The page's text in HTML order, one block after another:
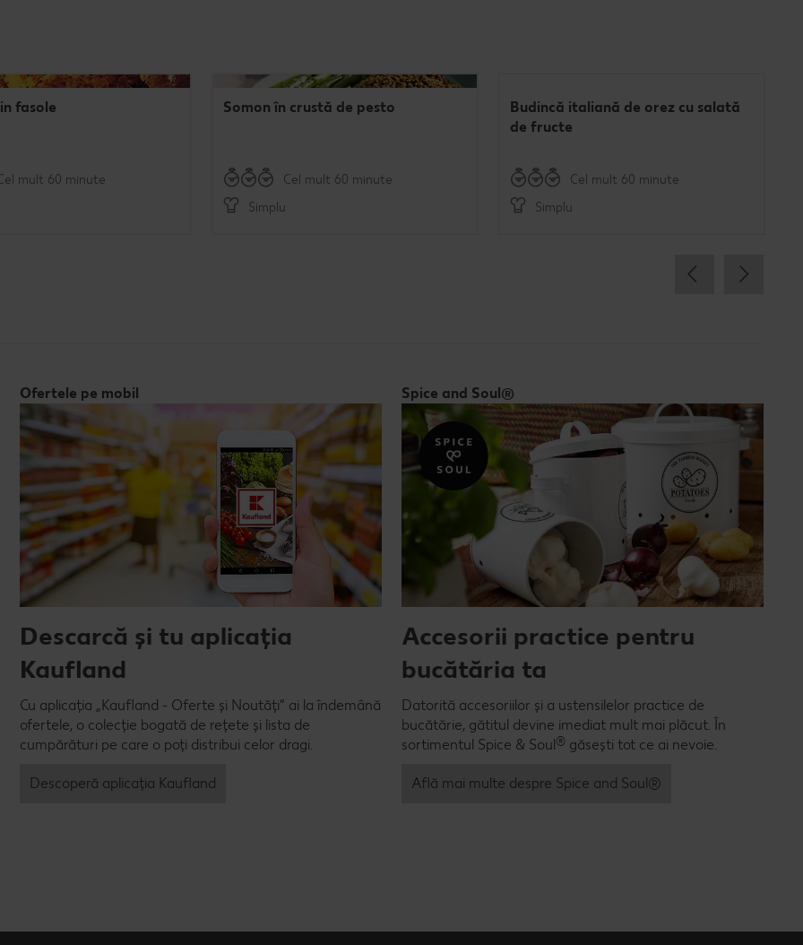
fasole
mult 60 minute
Somon în crustă de pesto
Cel mult 60 minute
Simplu
Budincă italiană de orez cu salată
de fructe
Cel mult 60 minute
Simplu
Ofertele pe mobil
Descarcă și tu aplicația
Kaufland
Cu aplicația „Kaufland - Oferte și Noutăți” ai la îndemână
ofertele, o colecție bogată de rețete și lista de
cumpărături pe care o poți distribui celor dragi.
Descoperă aplicația Kaufland
Spice and Soul®
Accesorii practice pentru
bucătăria ta
Datorită accesoriilor și a ustensilelor practice de
bucătărie, gătitul devine imediat mult mai plăcut. În
sortimentul Spice & Soul ® găsești tot ce ai nevoie.
Află mai multe despre Spice and Soul®